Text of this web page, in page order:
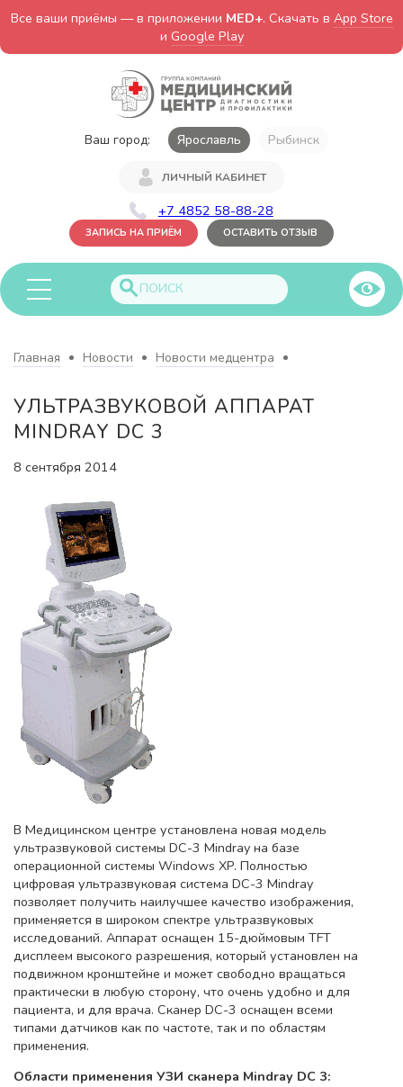
Все ваши приёмы — в приложении MED+. Скачать в App Store
и Google Play
Ваш город: Ярославль Рыбинск
ЛИЧНЫЙ КАБИНЕТ
+7 4852 58-88-28
ЗАПИСЬ НА ПРИЁМ ОСТАВИТЬ ОТЗЫВ
Главная Новости Новости медцентра
УЛЬТРАЗВУКОВОЙ АППАРАТ
MINDRAY DC 3
8 сентября 2014
В Медицинском центре установлена новая модель
ультразвуковой системы DC-3 Mindray на базе
операционной системы Windows XP. Полностью
цифровая ультразвуковая система DC-3 Mindray
позволяет получить наилучшее качество изображения,
применяется в широком спектре ультразвуковых
исследований. Аппарат оснащен 15-дюймовым TFT
дисплеем высокого разрешения, который установлен на
подвижном кронштейне и может свободно вращаться
практически в любую сторону, что очень удобно и для
пациента, и для врача. Сканер DC-3 оснащен всеми
типами датчиков как по частоте, так и по областям
применения.
Области применения УЗИ сканера Mindray DC 3: